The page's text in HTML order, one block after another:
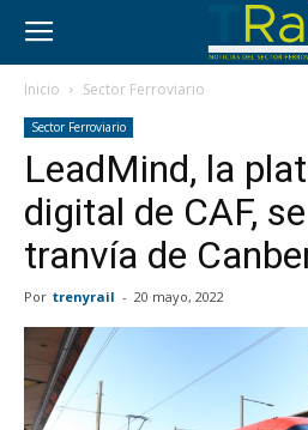
Inicio Sector Ferroviario
Sector Ferroviario
LeadMind, la
digital de CAF,
tranvía de
Por trenyrail - 20 mayo, 2022